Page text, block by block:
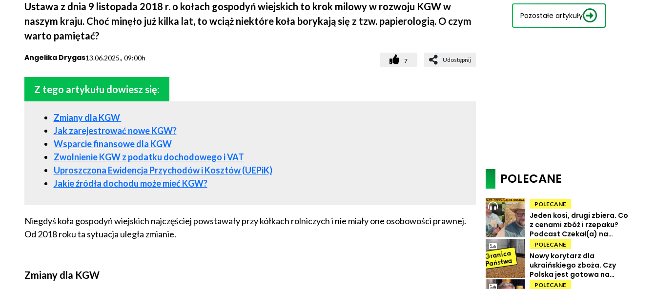
Ustawa z dnia 9 listopada 2018 r. o kołach gospodyń wiejskich to krok milowy w rozwoju KGW w
naszym kraju. Choć minęło już kilka lat, to wciąż niektóre koła borykają się z tzw. papierologią. O czym
warto pamiętać?
Angelika Drygas13.06.2025., 09:00h 7 Udostępnij
Z tego artykułu dowiesz się:
Zmiany dla KGW
Jak zarejestrować nowe KGW?
Wsparcie finansowe dla KGW
Zwolnienie KGW z podatku dochodowego i VAT
Uproszczona Ewidencja Przychodów i Kosztów (UEPiK)
Jakie źródła dochodu może mieć KGW?
Niegdyś koła gospodyń wiejskich najczęściej powstawały przy kółkach rolniczych i nie miały one osobowości prawnej.
Od 2018 roku ta sytuacja uległa zmianie.
Zmiany dla KGW
Pozostałe artykuły
POLECANE
POLECANE
Jeden kosi, drugi zbiera. Co
z cenami zbóż i rzepaku?
Podcast Czekał(a) na
Urbana odc. 73
POLECANE
Nowy korytarz dla
ukraińskiego zboża. Czy
Polska jest gotowa na
powrót tranzytu?
POLECANE